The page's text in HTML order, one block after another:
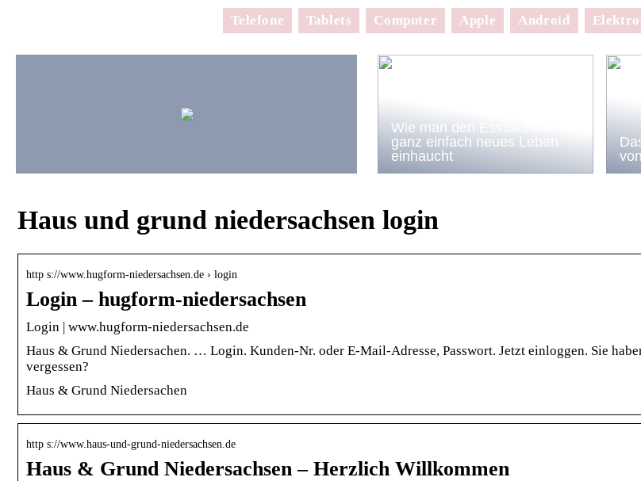
Telefone Tablets Computer Apple Android
Wie man den Esstischstühlen
ganz einfach neues Leben
einhaucht
Haus und grund niedersachsen login
http s://www.hugform-niedersachsen.de › login
Login – hugform-niedersachsen
Login | www.hugform-niedersachsen.de
Haus & Grund Niedersachen. … Login. Kunden-Nr. oder E-Mail-Adresse, Passwort. Jetzt einloggen. Sie
vergessen?
Haus & Grund Niedersachen
http s://www.haus-und-grund-niedersachsen.de
Haus & Grund Niedersachsen – Herzlich Willkommen